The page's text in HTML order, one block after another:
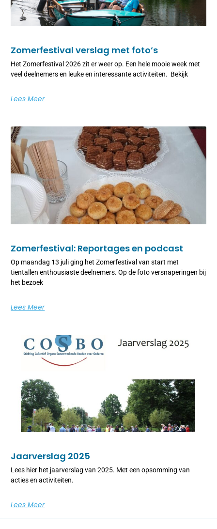
Zomerfestival verslag met foto’s
Het Zomerfestival 2026 zit er weer op. Een hele mooie week met
veel deelnemers en leuke en interessante activiteiten. Bekijk
Lees Meer
Zomerfestival: Reportages en podcast
Op maandag 13 juli ging het Zomerfestival van start met
tientallen enthousiaste deelnemers. Op de foto versnaperingen bij
het bezoek
Lees Meer
Jaarverslag 2025
Lees hier het jaarverslag van 2025. Met een opsomming van
acties en activiteiten.
Lees Meer